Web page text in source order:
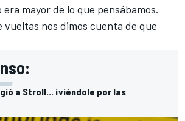
mayor de lo que pensábamos.
vueltas nos dimos cuenta de que
a Stroll... ¡viéndole por las